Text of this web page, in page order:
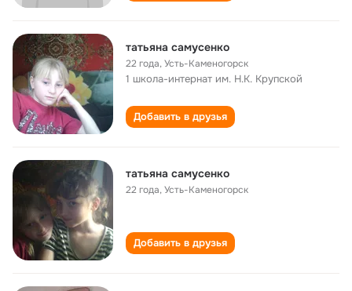
татьяна самусенко
22 года,Усть-Каменогорск
1 школа-интернат им. Н.К. Крупской
Добавить в друзья
татьяна самусенко
22 года,Усть-Каменогорск
Добавить в друзья